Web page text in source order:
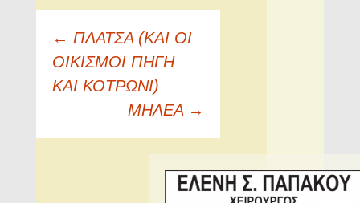
Πλοήγηση
άρθρων
← ΠΛΑΤΣΑ (ΚΑΙ ΟΙ
ΟΙΚΙΣΜΟΙ ΠΗΓΗ
ΚΑΙ ΚΟΤΡΩΝΙ)
ΜΗΛΕΑ →